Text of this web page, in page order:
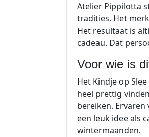
Atelier Pippilotta
tradities. Het
Het resultaat is
cadeau. Dat
Voor wie is
Het Kindje op
heel prettig
bereiken.
een leuk idee als
wintermaanden.